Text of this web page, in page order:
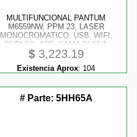
MULTIFUNCIONAL PANTUM
M6559NW, PPM 23, LASER
MONOCROMATICO, USB, WIFI,
DUPLEX, ADF, CAMA PLANA
$3,223.19
Existencia Aprox: 104
# Parte: 5HH65A